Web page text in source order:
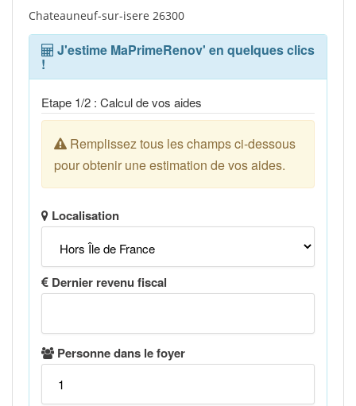
Chateauneuf-sur-isere 26300